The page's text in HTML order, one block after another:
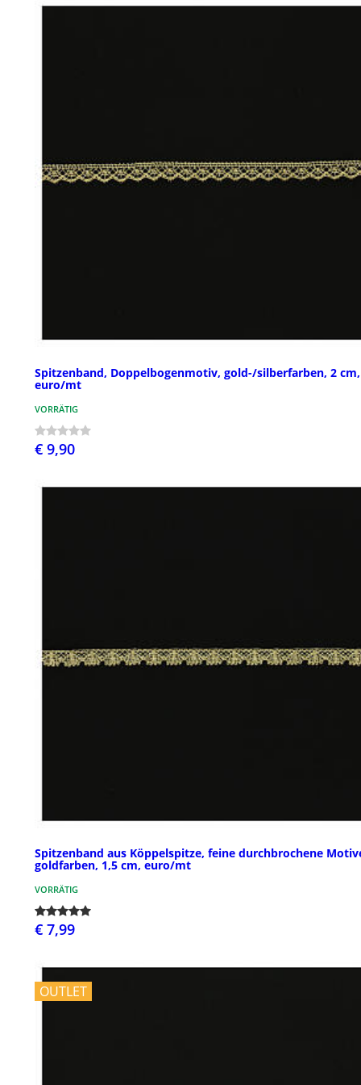
Spitzenband, Doppelbogenmotiv, gold-/silberfarben, 2 cm,
euro/mt
VORRÄTIG
€ 9,90
Spitzenband aus Köppelspitze, feine durchbrochene
goldfarben, 1,5 cm, euro/mt
VORRÄTIG
€ 7,99
OUTLET